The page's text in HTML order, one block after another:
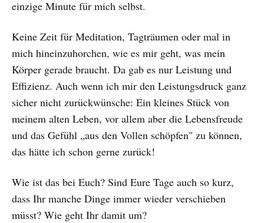
einzige Minute für mich selbst.
Keine Zeit für Meditation, Tagträumen oder mal in
mich hineinzuhorchen, wie es mir geht, was mein
Körper gerade braucht. Da gab es nur Leistung und
Effizienz. Auch wenn ich mir den Leistungsdruck ganz
sicher nicht zurückwünsche: Ein kleines Stück von
meinem alten Leben, vor allem aber die Lebensfreude
und das Gefühl „aus den Vollen schöpfen" zu können,
das hätte ich schon gerne zurück!
Wie ist das bei Euch? Sind Eure Tage auch so kurz,
dass Ihr manche Dinge immer wieder verschieben
müsst? Wie geht Ihr damit um?